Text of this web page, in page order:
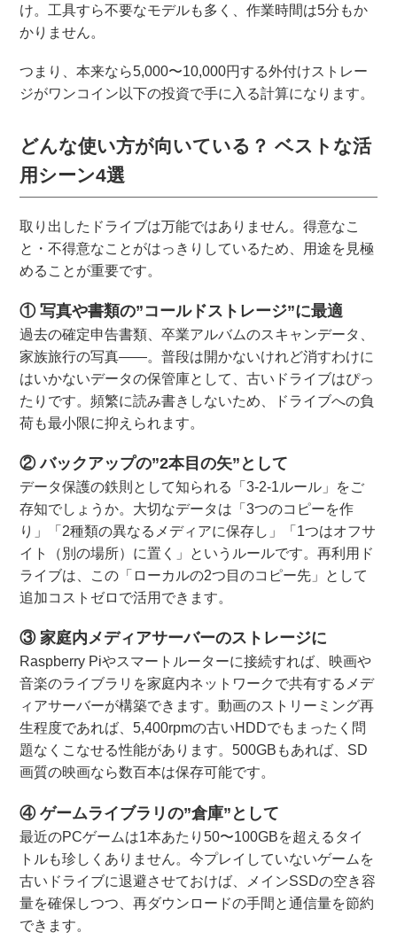
け。工具すら不要なモデルも多く、作業時間は5分もか
かりません。
つまり、本来なら5,000〜10,000円する外付けストレー
ジがワンコイン以下の投資で手に入る計算になります。
どんな使い方が向いている？ ベストな活
用シーン4選
取り出したドライブは万能ではありません。得意なこ
と・不得意なことがはっきりしているため、用途を見極
めることが重要です。
① 写真や書類の”コールドストレージ”に最適
過去の確定申告書類、卒業アルバムのスキャンデータ、
家族旅行の写真——。普段は開かないけれど消すわけに
はいかないデータの保管庫として、古いドライブはぴっ
たりです。頻繁に読み書きしないため、ドライブへの負
荷も最小限に抑えられます。
② バックアップの”2本目の矢”として
データ保護の鉄則として知られる「3-2-1ルール」をご
存知でしょうか。大切なデータは「3つのコピーを作
り」「2種類の異なるメディアに保存し」「1つはオフサ
イト（別の場所）に置く」というルールです。再利用ド
ライブは、この「ローカルの2つ目のコピー先」として
追加コストゼロで活用できます。
③ 家庭内メディアサーバーのストレージに
Raspberry Piやスマートルーターに接続すれば、映画や
音楽のライブラリを家庭内ネットワークで共有するメデ
ィアサーバーが構築できます。動画のストリーミング再
生程度であれば、5,400rpmの古いHDDでもまったく問
題なくこなせる性能があります。500GBもあれば、SD
画質の映画なら数百本は保存可能です。
④ ゲームライブラリの”倉庫”として
最近のPCゲームは1本あたり50〜100GBを超えるタイ
トルも珍しくありません。今プレイしていないゲームを
古いドライブに退避させておけば、メインSSDの空き容
量を確保しつつ、再ダウンロードの手間と通信量を節約
できます。